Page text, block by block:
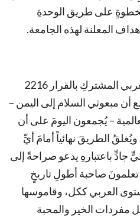
على طريق الوحدةِ
المعلنة لهذه الجامعة.
أكثر من ذلك تمسك البيان العربي المشتركِ بالقرار 2216
مبعوثي السلام إلى اليمن –
– يُجمعون اليومَ على أن
الطريقَ نهائياً أمامَ أيِّ
باعتبارهِ يدعو صراحةً إلى
صاحبة أطولِ تاريخٍ
العربي ككل، وقاموسها
مفردات الخير والمحبة